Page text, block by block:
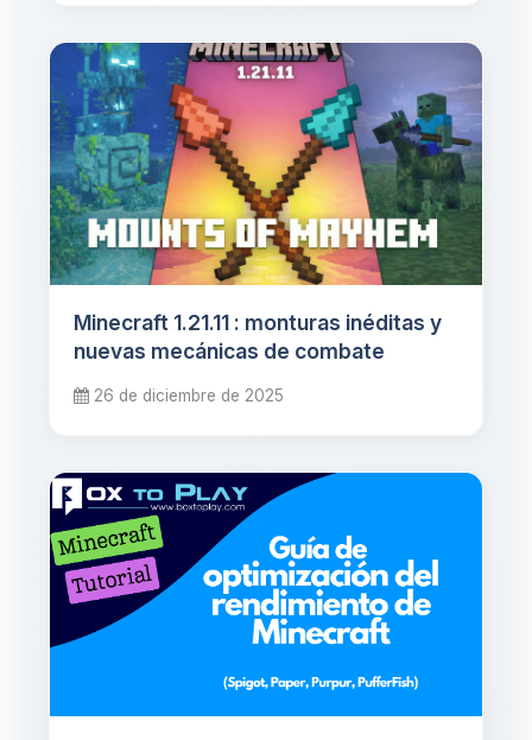
Minecraft 1.21.11 : monturas inéditas y
nuevas mecánicas de combate
26 de diciembre de 2025